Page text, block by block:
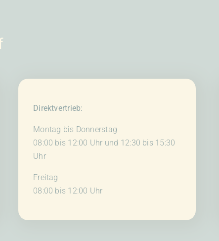
Direktvertrieb:
Montag bis Donnerstag
08:00 bis 12:00 Uhr und 12:30 bis 15:30
Uhr
Freitag
08:00 bis 12:00 Uhr